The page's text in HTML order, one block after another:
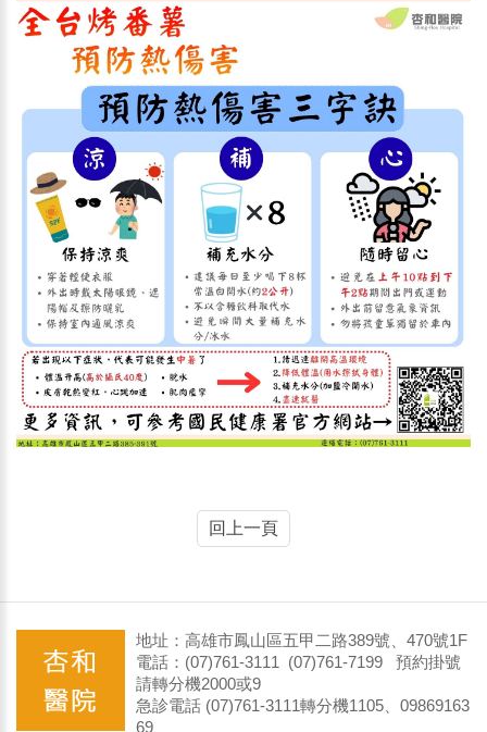
回上一頁
地址：高雄市鳳山區五甲二路389號、470號1F
電話：(07)761-3111 (07)761-7199 預約掛號
請轉分機2000或9
急診電話 (07)761-3111轉分機1105、09869163
69